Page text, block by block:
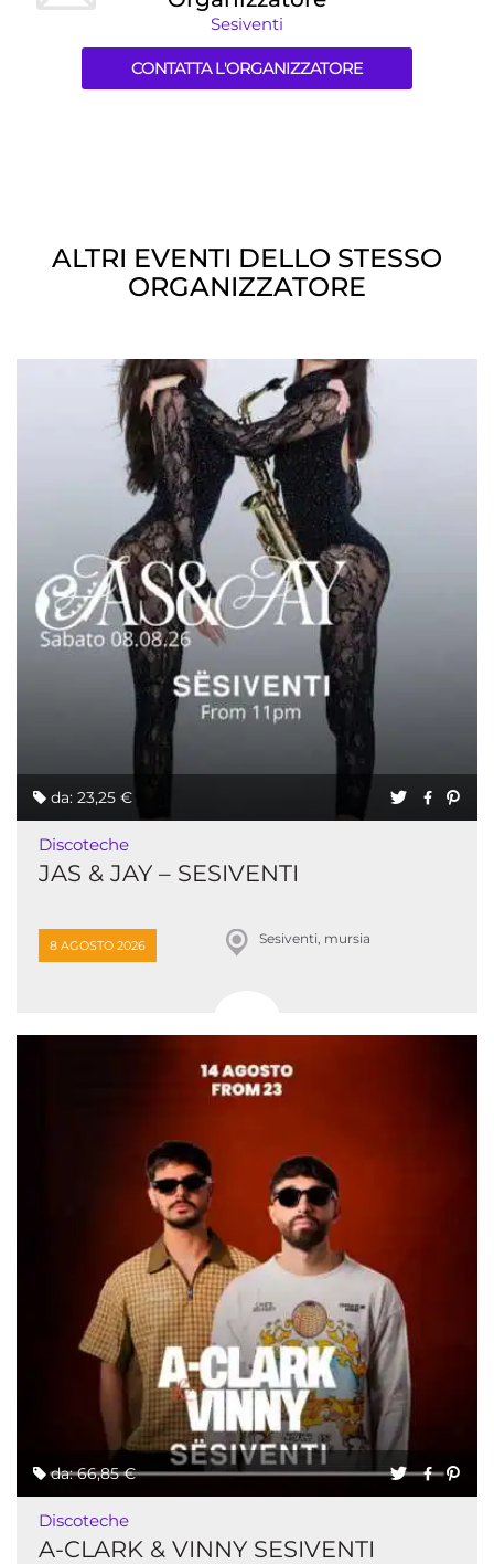
Sesiventi
CONTATTA L'ORGANIZZATORE
ALTRI EVENTI DELLO STESSO
ORGANIZZATORE
da: 23,25 €
Discoteche
JAS & JAY – SESIVENTI
8 AGOSTO 2026 Sesiventi, mursia
da: 66,85 €
Discoteche
A-CLARK & VINNY SESIVENTI